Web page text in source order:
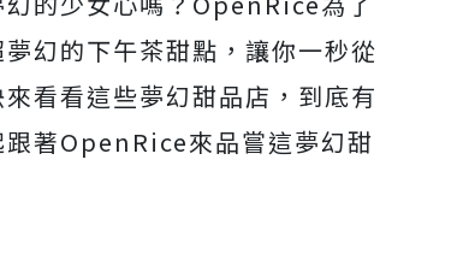
幻的下午茶甜點，讓你一秒從
看看這些夢幻甜品店，到底有
著OpenRice來品嘗這夢幻甜